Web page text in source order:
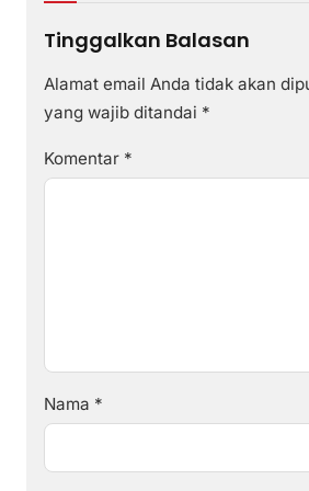
Tinggalkan Balasan
Alamat email Anda tidak akan
yang wajib ditandai *
Komentar *
Nama *